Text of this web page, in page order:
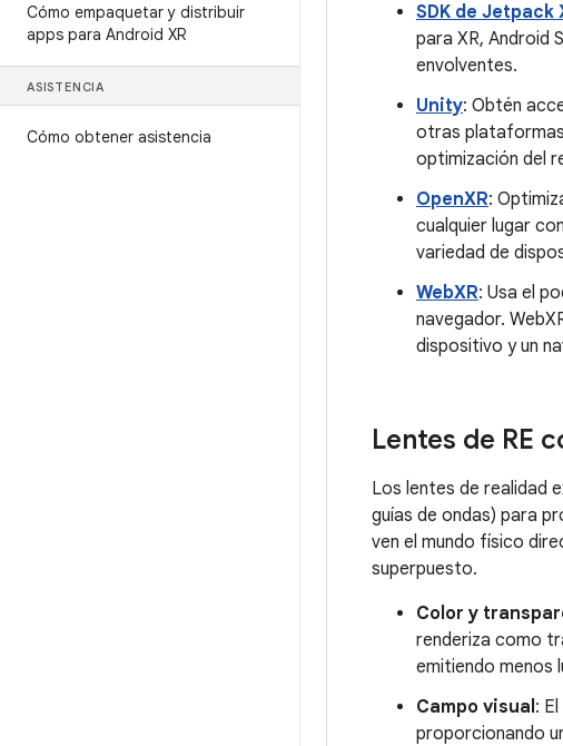
Cómo empaquetar y distribuir
apps para Android XR
ASISTENCIA
Cómo obtener asistencia
SDK de Jetpack
para XR, Android
envolventes.
Unity: Obtén
otras plataformas
optimización del
OpenXR:
cualquier lugar
variedad de
WebXR: Usa el
navegador.
dispositivo y un
Lentes de RE
Los lentes de realidad
guías de ondas) para
ven el mundo físico
superpuesto.
Color y
renderiza como
emitiendo menos
Campo visual:
proporcionando